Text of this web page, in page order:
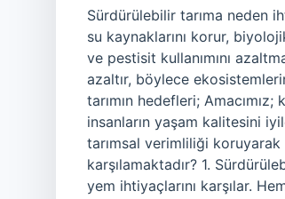
Sürdürülebilir tarıma neden
su kaynaklarını korur,
ve pestisit kullanımını
azaltır, böylece
tarımın hedefleri;
insanların yaşam kalitesini
tarımsal verimliliği koruyarak
karşılamaktadır? 1.
yem ihtiyaçlarını karşılar.